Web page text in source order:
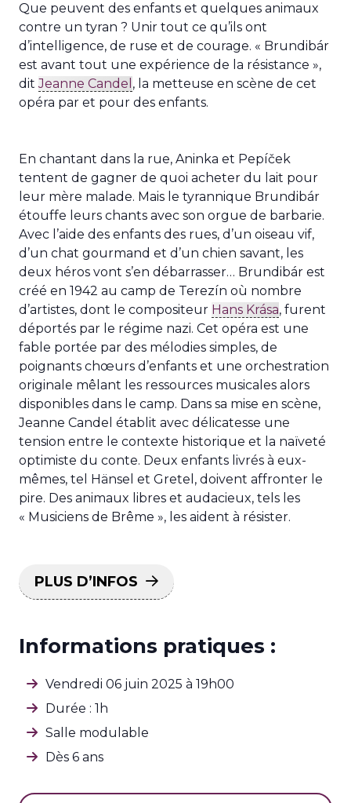
Que peuvent des enfants et quelques animaux
contre un tyran ? Unir tout ce qu’ils ont
d’intelligence, de ruse et de courage. « Brundibár
est avant tout une expérience de la résistance »,
ditJeanne Candel , la metteuse en scène de cet
opéra par et pour des enfants.
En chantant dans la rue, Aninka et Pepíček
tentent de gagner de quoi acheter du lait pour
leur mère malade. Mais le tyrannique Brundibár
étouffe leurs chants avec son orgue de barbarie.
Avec l’aide des enfants des rues, d’un oiseau vif,
d’un chat gourmand et d’un chien savant, les
deux héros vont s’en débarrasser… Brundibár est
créé en 1942 au camp de Terezín où nombre
d’artistes, dont le compositeur Hans Krása, furent
déportés par le régime nazi. Cet opéra est une
fable portée par des mélodies simples, de
poignants chœurs d’enfants et une orchestration
originale mêlant les ressources musicales alors
disponibles dans le camp. Dans sa mise en scène,
Jeanne Candel établit avec délicatesse une
tension entre le contexte historique et la naïveté
optimiste du conte. Deux enfants livrés à eux-
mêmes, tel Hänsel et Gretel, doivent affronter le
pire. Des animaux libres et audacieux, tels les
« Musiciens de Brême », les aident à résister.
PLUS D’INFOS
Informations pratiques :
Vendredi 06 juin 2025 à 19h00
Durée : 1h
Salle modulable
Dès 6 ans